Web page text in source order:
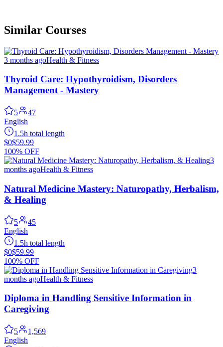
Similar Courses
3 months agoHealth & Fitness
Thyroid Care: Hypothyroidism, Disorders
Management - Mastery
5
47
English
1.5h total length
$0$59.99
100% OFF
3
months agoHealth & Fitness
Natural Medicine Mastery: Naturopathy, Herbalism,
& Healing
5
45
English
1.5h total length
$0$59.99
100% OFF
3
months agoHealth & Fitness
Diploma in Handling Sensitive Information in
Caregiving
5
1,569
English